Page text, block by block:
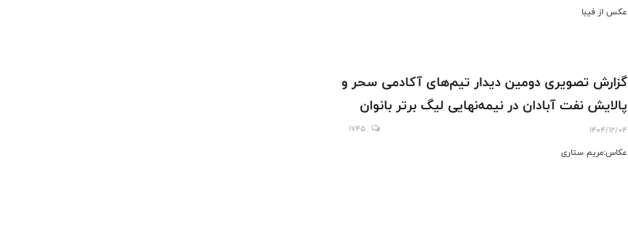
عکس از فیبا
گزارش تصویری دومین دیدار تیم‌های آکادمی سحر و
پالایش نفت آبادان در نیمه‌نهایی لیگ برتر بانوان
1404/12/04
1745
عکاس:مریم ستاری